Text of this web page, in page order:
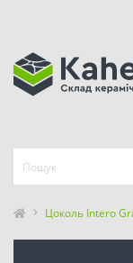
Цоколь Intero